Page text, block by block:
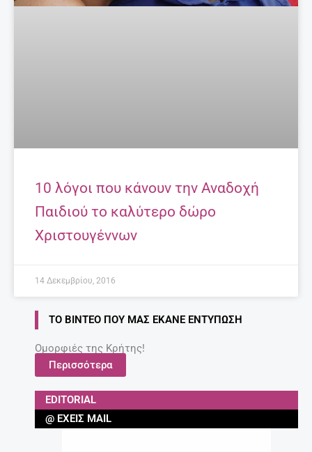
10 λόγοι που κάνουν την Αναδοχή
Παιδιού το καλύτερο δώρο
Χριστουγέννων
14 Δεκεμβρίου, 2016
ΤΟ ΒΊΝΤΕΟ ΠΟΥ ΜΑΣ ΈΚΑΝΕ ΕΝΤΎΠΩΣΗ
Ομορφιές της Κρήτης!
Περισσότερα
EDITORIAL
@ ΈΧΕΙΣ MAIL